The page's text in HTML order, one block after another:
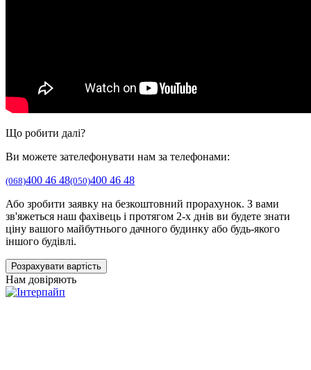
Що робити далі?
Ви можете зателефонувати нам за телефонами:
(068)400 46 48(050)400 46 48
Або зробити заявку на безкоштовний прорахунок. З вами
зв'яжеться наш фахівець і протягом 2-х днів ви будете знати
ціну вашого майбутнього дачного будинку або будь-якого
іншого будівлі.
Розрахувати вартість
Нам довіряють